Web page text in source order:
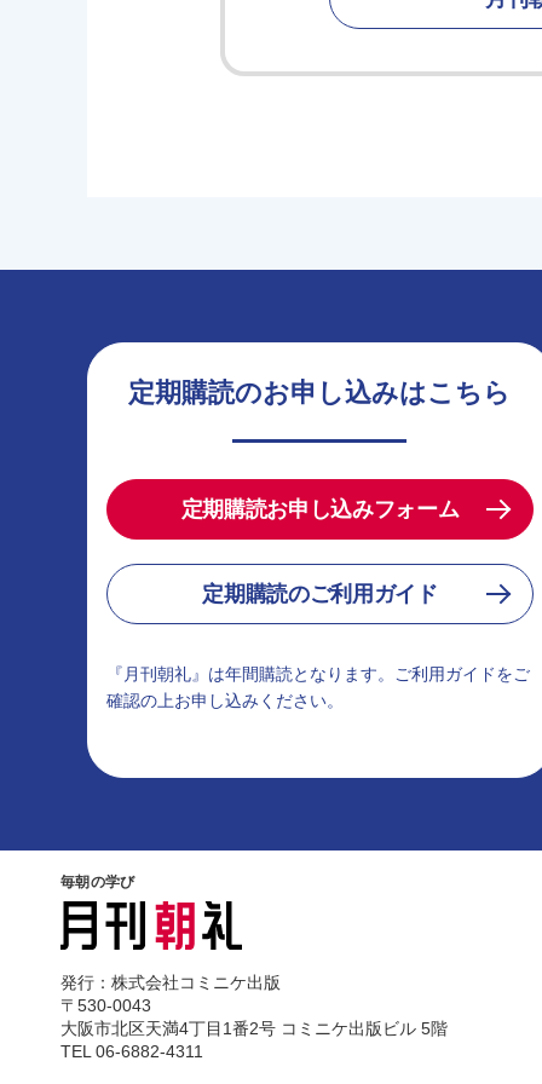
定期購読のお申し込みはこちら
定期購読お申し込みフォーム
定期購読のご利用ガイド
『月刊朝礼』は年間購読となります。ご利用ガイドをご
確認の上お申し込みください。
毎朝の学び
発行：株式会社コミニケ出版
〒530-0043
大阪市北区天満4丁目1番2号 コミニケ出版ビル 5階
TEL 06-6882-4311